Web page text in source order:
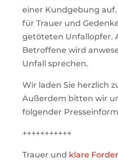
einer Kundgebung
für Trauer und
getöteten Unfallopfer.
Betroffene wird
Unfall sprechen.
Wir laden Sie herzlich
Außerdem bitten wir
folgender
+++++++++++
Trauer und klare